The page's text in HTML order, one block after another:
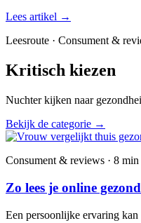
Lees artikel →
Leesroute · Consument &
Kritisch kiezen
Nuchter kijken naar
Bekijk de categorie →
Consument & reviews · 8 min
Zo lees je online
Een persoonlijke ervaring